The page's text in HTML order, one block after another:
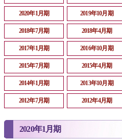
2020年1月期 2019年10月期
2018年7月期 2018年4月期
2017年1月期 2016年10月期
2015年7月期 2015年4月期
2014年1月期 2013年10月期
2012年7月期 2012年4月期
2020年1月期